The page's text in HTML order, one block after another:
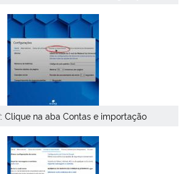
Clique na aba Contas e importação